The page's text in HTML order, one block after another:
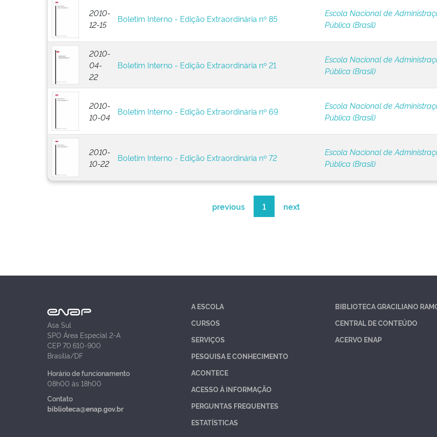
2010-
12-15
Boletim Interno - Edição Extraordinária nº 85
Escola Nacional de
Pública (Brasil)
2010-
04-
22
Boletim Interno - Edição Extraordinária nº 21
Escola Nacional de
Pública (Brasil)
2010-
10-04
Boletim Interno - Edição Extraordinária nº 69
Escola Nacional de
Pública (Brasil)
2010-
10-22
Boletim Interno - Edição Extraordinária nº 72
Escola Nacional de
Pública (Brasil)
previous 1 next
Asa Sul
SPO Área Especial 2-A
CEP 70.610-900
Brasília/DF
Horário de funcionamento
08h00 às 18h00
Contato
biblioteca@enap.gov.br
A ESCOLA
CURSOS
SERVIÇOS
PESQUISA E CONHECIMENTO
ACONTECE
ACESSO À INFORMAÇÃO
PERGUNTAS FREQUENTES
ESTATÍSTICAS
BIBLIOTECA GRACILIANO
CENTRAL DE CONTEÚDO
ACERVO ENAP